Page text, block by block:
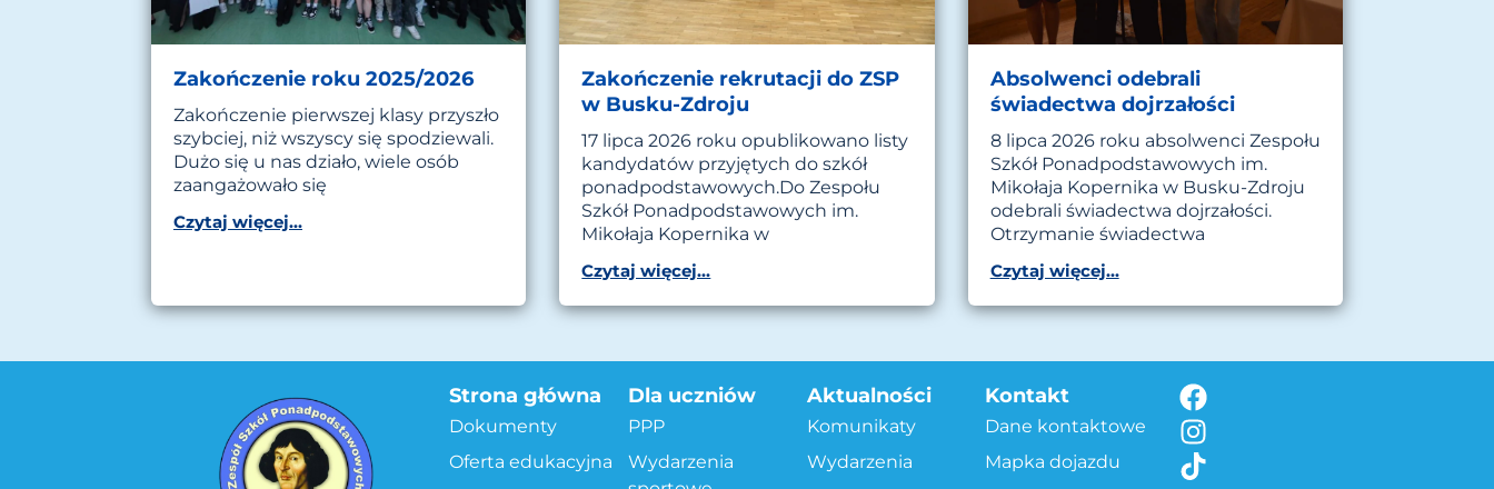
Zakończenie roku 2025/2026
Zakończenie pierwszej klasy przyszło
szybciej, niż wszyscy się spodziewali.
Dużo się u nas działo, wiele osób
zaangażowało się
Czytaj więcej...
Zakończenie rekrutacji do ZSP
w Busku-Zdroju
17 lipca 2026 roku opublikowano listy
kandydatów przyjętych do szkół
ponadpodstawowych.Do Zespołu
Szkół Ponadpodstawowych im.
Mikołaja Kopernika w
Czytaj więcej...
Absolwenci odebrali
świadectwa dojrzałości
8 lipca 2026 roku absolwenci Zespołu
Szkół Ponadpodstawowych im.
Mikołaja Kopernika w Busku-Zdroju
odebrali świadectwa dojrzałości.
Otrzymanie świadectwa
Czytaj więcej...
Strona główna
Dokumenty
Oferta edukacyjna
Dla uczniów
PPP
Wydarzenia
Aktualności
Komunikaty
Wydarzenia
Kontakt
Dane kontaktowe
Mapka dojazdu